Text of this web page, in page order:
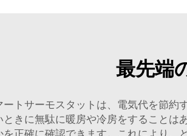
最先端
トサーモスタットは、電気代を節約
ときに無駄に暖房や冷房をすること
正確に確認できます。これにより、